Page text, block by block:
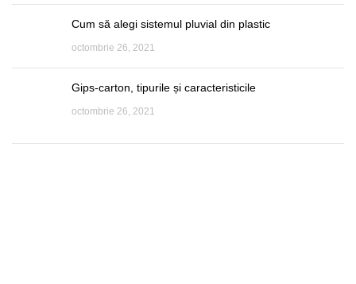
Cum să alegi sistemul pluvial din plastic
octombrie 26, 2021
Gips-carton, tipurile și caracteristicile
octombrie 26, 2021